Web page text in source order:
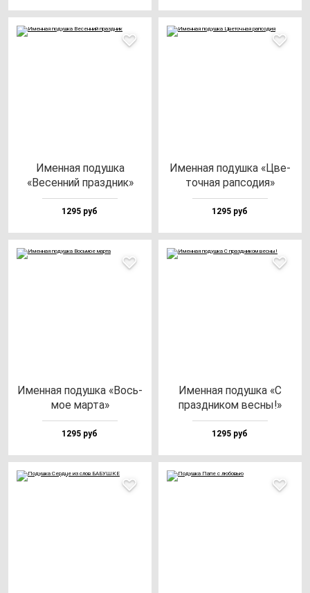
Имен­ная по­душ­ка
«Весен­ний праз­дник»
1295 руб
Имен­ная по­душ­ка «Цве­
точ­ная рап­со­дия»
1295 руб
Имен­ная по­душ­ка «Вось­
мое мар­та»
1295 руб
Имен­ная по­душ­ка «С
праз­дни­ком вес­ны!»
1295 руб